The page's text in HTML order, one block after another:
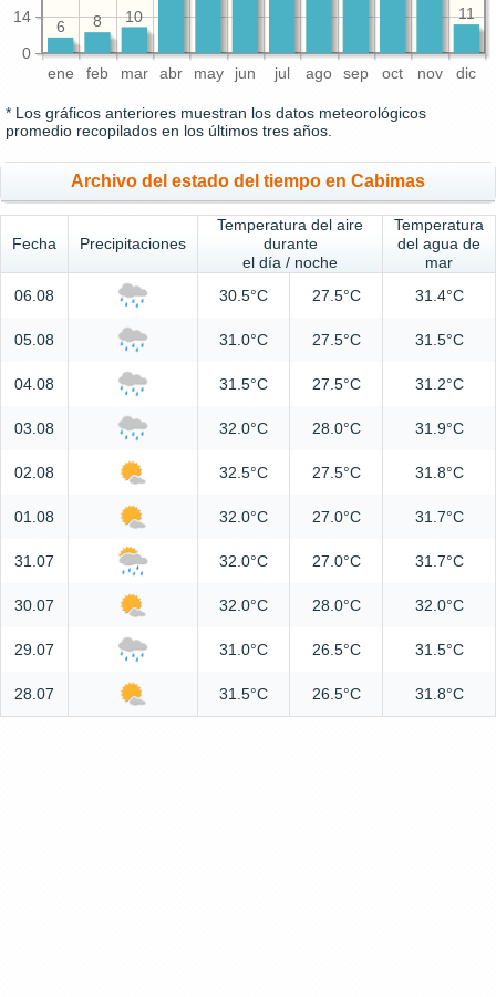
ene feb mar abr may jun jul ago sep oct nov dic
0
14 11
10
8
6
* Los gráficos anteriores muestran los datos meteorológicos
promedio recopilados en los últimos tres años.
Archivo del estado del tiempo en Cabimas
Fecha Precipitaciones
Temperatura del aire
durante
el día / noche
Temperatura
del agua de
mar
06.08
30.5°C 27.5°C 31.4°C
05.08 31.0°C 27.5°C 31.5°C
04.08 31.5°C 27.5°C 31.2°C
03.08 32.0°C 28.0°C 31.9°C
02.08 32.5°C 27.5°C 31.8°C
01.08 32.0°C 27.0°C 31.7°C
31.07 32.0°C 27.0°C 31.7°C
30.07 32.0°C 28.0°C 32.0°C
29.07 31.0°C 26.5°C 31.5°C
28.07 31.5°C 26.5°C 31.8°C